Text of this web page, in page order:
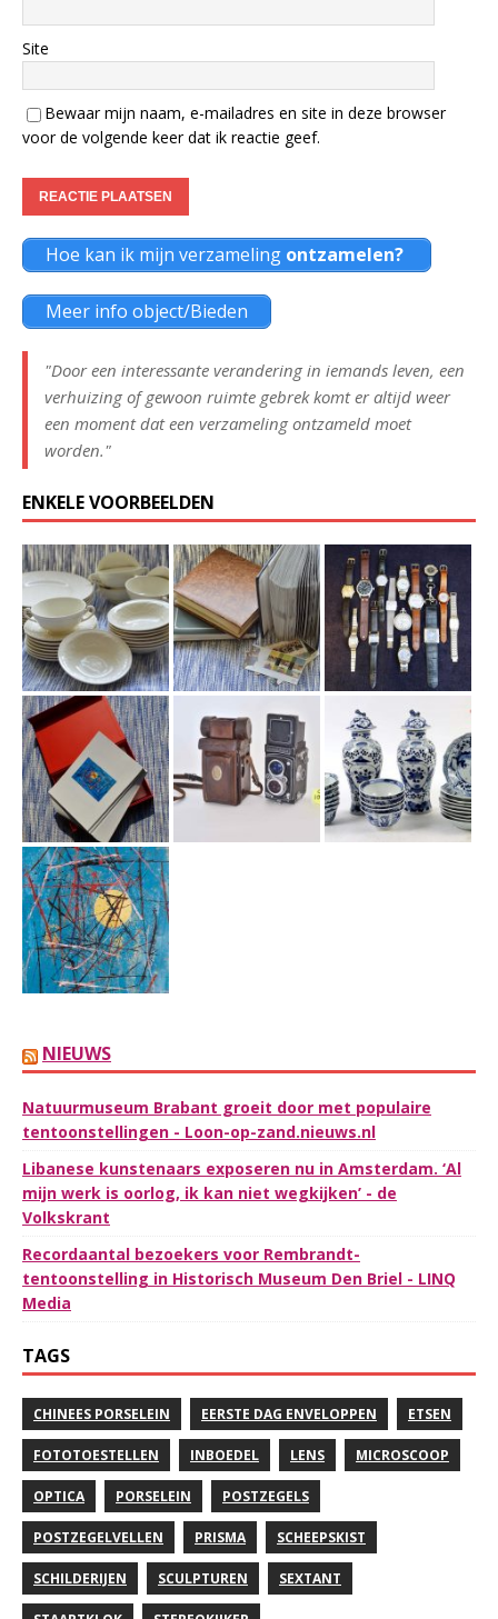
Site
Bewaar mijn naam, e-mailadres en site in deze browser
voor de volgende keer dat ik reactie geef.
Hoe kan ik mijn verzameling ontzamelen?
Meer info object/Bieden
"Door een interessante verandering in iemands leven, een
verhuizing of gewoon ruimte gebrek komt er altijd weer
een moment dat een verzameling ontzameld moet
worden."
ENKELE VOORBEELDEN
NIEUWS
Natuurmuseum Brabant groeit door met populaire
tentoonstellingen - Loon-op-zand.nieuws.nl
Libanese kunstenaars exposeren nu in Amsterdam. ‘Al
mijn werk is oorlog, ik kan niet wegkijken’ - de
Volkskrant
Recordaantal bezoekers voor Rembrandt-
tentoonstelling in Historisch Museum Den Briel - LINQ
Media
TAGS
CHINEES PORSELEIN EERSTE DAG ENVELOPPEN ETSEN
FOTOTOESTELLEN INBOEDEL LENS MICROSCOOP
OPTICA PORSELEIN POSTZEGELS
POSTZEGELVELLEN PRISMA SCHEEPSKIST
SCHILDERIJEN SCULPTUREN SEXTANT